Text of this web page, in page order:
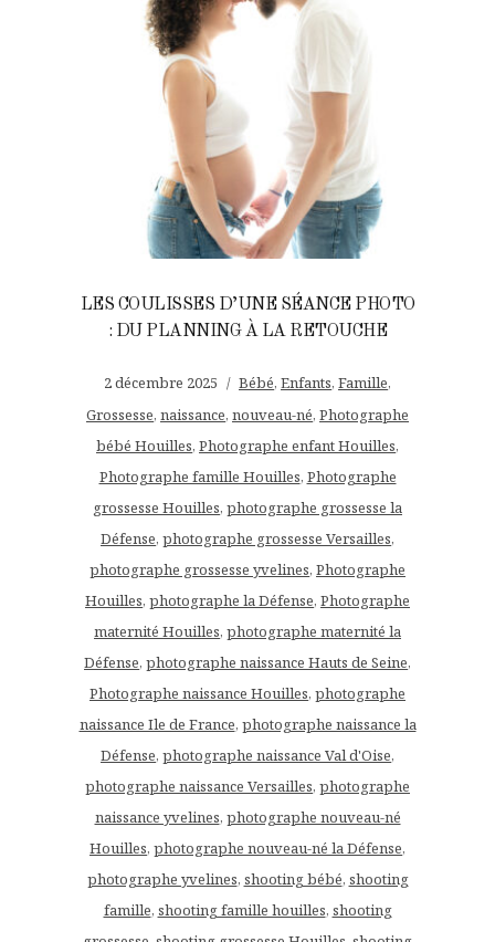
LES COULISSES D’UNE SÉANCE PHOTO
: DU PLANNING À LA RETOUCHE
2 décembre 2025 Bébé, Enfants, Famille,
Grossesse, naissance, nouveau-né, Photographe
bébé Houilles, Photographe enfant Houilles,
Photographe famille Houilles, Photographe
grossesse Houilles, photographe grossesse la
Défense, photographe grossesse Versailles,
photographe grossesse yvelines, Photographe
Houilles, photographe la Défense, Photographe
maternité Houilles, photographe maternité la
Défense, photographe naissance Hauts de Seine,
Photographe naissance Houilles, photographe
naissance Ile de France, photographe naissance la
Défense, photographe naissance Val d'Oise,
photographe naissance Versailles, photographe
naissance yvelines, photographe nouveau-né
Houilles, photographe nouveau-né la Défense,
photographe yvelines, shooting bébé, shooting
famille, shooting famille houilles, shooting